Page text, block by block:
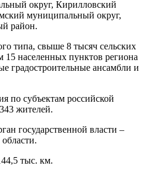
округ, Кирилловский
муниципальный округ,
район.
типа, свыше 8 тысяч сельских
населенных пунктов региона
градостроительные ансамбли и
по субъектам российской
жителей.
государственной власти –
тыс. км.